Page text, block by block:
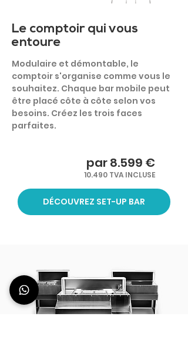
Le comptoir qui vous
entoure
Modulaire et démontable, le
comptoir s'organise comme vous le
souhaitez. Chaque bar mobile peut
être placé côte à côte selon vos
besoins. Créez les trois faces
parfaites.
par 8.599 €
10.490 TVA INCLUSE
DÉCOUVREZ SET-UP BAR